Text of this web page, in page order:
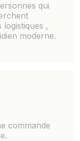
qui
,
moderne.
commande